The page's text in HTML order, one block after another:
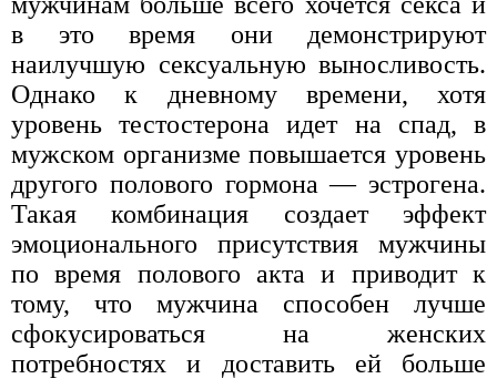
в это время они демонстрируют
наилучшую сексуальную выносливость.
Однако к дневному времени, хотя
уровень тестостерона идет на спад, в
мужском организме повышается уровень
другого полового гормона — эстрогена.
Такая комбинация создает эффект
эмоционального присутствия мужчины
по время полового акта и приводит к
тому, что мужчина способен лучше
сфокусироваться на женских
потребностях и доставить ей больше